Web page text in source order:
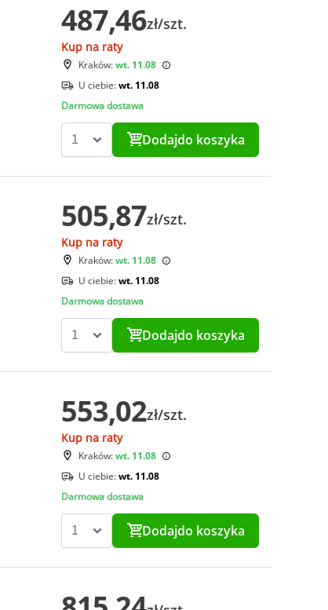
487,46zł/szt.
Kup na raty
Kraków:wt. 11.08
U ciebie:wt. 11.08
Darmowa dostawa
Dodajdo koszyka
505,87zł/szt.
Kup na raty
Kraków:wt. 11.08
U ciebie:wt. 11.08
Darmowa dostawa
Dodajdo koszyka
553,02zł/szt.
Kup na raty
Kraków:wt. 11.08
U ciebie:wt. 11.08
Darmowa dostawa
Dodajdo koszyka